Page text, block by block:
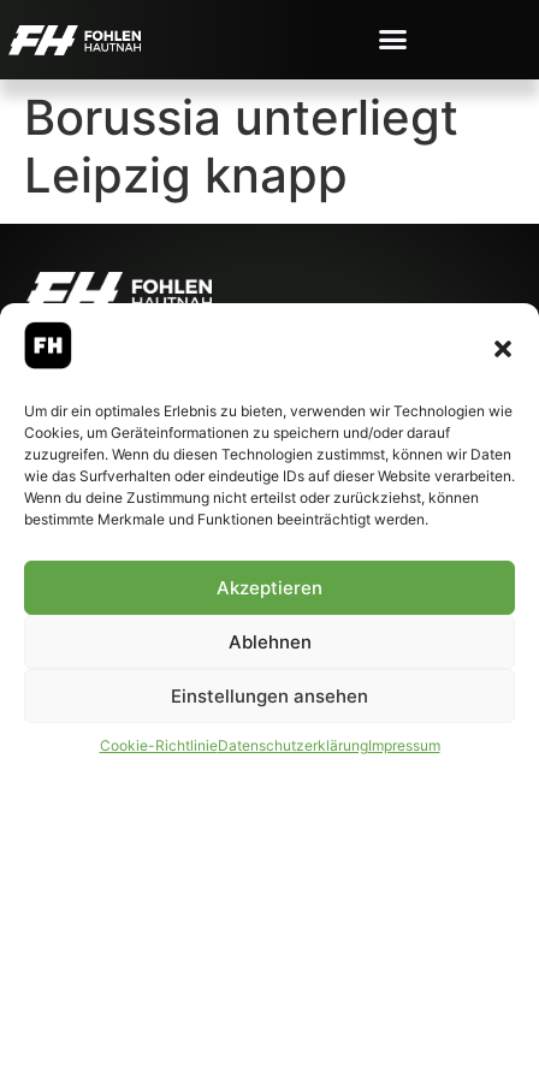
Um dir ein optimales Erlebnis zu bieten, verwenden wir Technologien wie
Cookies, um Geräteinformationen zu speichern und/oder darauf
zuzugreifen. Wenn du diesen Technologien zustimmst, können wir Daten
wie das Surfverhalten oder eindeutige IDs auf dieser Website verarbeiten.
Wenn du deine Zustimmung nicht erteilst oder zurückziehst, können
bestimmte Merkmale und Funktionen beeinträchtigt werden.
Akzeptieren
Ablehnen
Einstellungen ansehen
Cookie-RichtlinieDatenschutzerklärungImpressum
Borussia unterliegt
Leipzig knapp
© 2007-2026 Fohlen-Hautnah.de
– Alle rechte vorbehalten.
offiziell eingetragenes Magazin
bei der Deutschen
Nationalbibliothek (ISSN 1868-
8233). Nachdruck und
Weiterverarbeitung, auch
auszugsweise, nur mit
PARTNER WERDEN
AGB